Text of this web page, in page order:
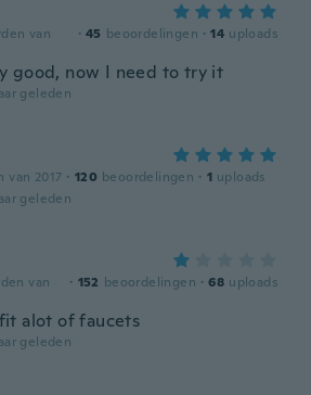
van
· 45 beoordelingen · 14 uploads
good, now I need to try it
geleden
van 2017 · 120 beoordelingen · 1 uploads
geleden
van
· 152 beoordelingen · 68 uploads
alot of faucets
geleden